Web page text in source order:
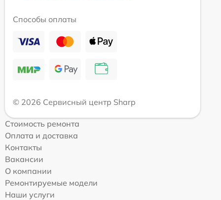
Способы оплаты
© 2026 Сервисный центр Sharp
Стоимость ремонта
Оплата и доставка
Контакты
Вакансии
О компании
Ремонтируемые модели
Наши услуги